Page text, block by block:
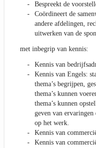
Bespreekt de
Coördineert de
andere afdelingen,
uitwerken van de
met inbegrip van kennis:
Kennis van
Kennis van Engels:
thema’s begrijpen,
thema’s kunnen
thema’s kunnen
geven van ervaringen
op het werk.
Kennis van
Kennis van